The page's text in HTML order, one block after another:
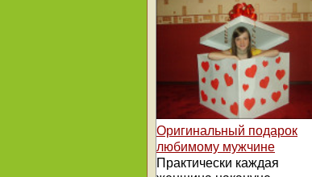
Оригинальный подарок
любимому мужчине
Практически каждая